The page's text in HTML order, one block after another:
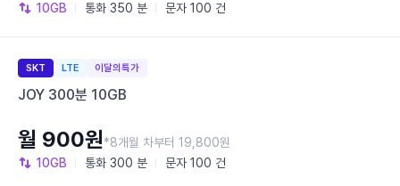
10GB 통화 350 분 문자 100 건
SKT LTE 이달의특가
JOY 300분 10GB
10GB 통화 300 분 문자 100 건
월 900원*8개월 차부터 19,800원